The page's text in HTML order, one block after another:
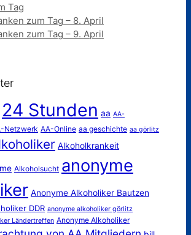
Tag
zum Tag – 8. April
zum Tag – 9. April
24 Stunden aa AA-
Netzwerk AA-Online aa geschichte aa görlitz
Alkoholkrankeit
Alkoholsucht anonyme
Anonyme Alkoholiker Bautzen
DDR anonyme alkoholiker görlitz
Ländertreffen Anonyme Alkoholiker